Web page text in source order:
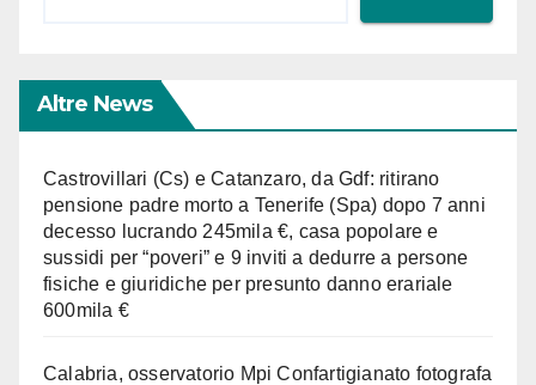
Altre News
Castrovillari (Cs) e Catanzaro, da Gdf: ritirano
pensione padre morto a Tenerife (Spa) dopo 7 anni
decesso lucrando 245mila €, casa popolare e
sussidi per “poveri” e 9 inviti a dedurre a persone
fisiche e giuridiche per presunto danno erariale
600mila €
Calabria, osservatorio Mpi Confartigianato fotografa